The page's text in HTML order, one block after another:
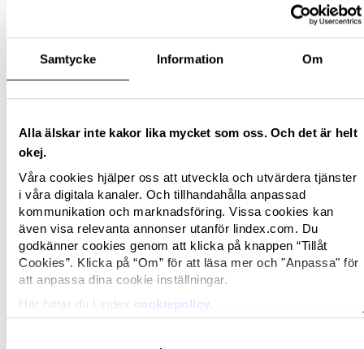
Samtycke Information Om
Alla älskar inte kakor lika mycket som oss. Och det är helt
okej.
Våra cookies hjälper oss att utveckla och utvärdera tjänster
i våra digitala kanaler. Och tillhandahålla anpassad
kommunikation och marknadsföring. Vissa cookies kan
även visa relevanta annonser utanför lindex.com. Du
godkänner cookies genom att klicka på knappen “Tillåt
Cookies”. Klicka på “Om” för att läsa mer och "Anpassa" för
att anpassa dina cookie inställningar.
Här hittar du Lindex cookiepolicy.
modemetropol för hela butiksteamet och under
tiden som personalen är bortrest kommer
butiken drivas av Sverigechefen Ingvar Larsson
tillsammans med resten av ledningen för Lindex
-Vi är så glada och stolta över att vinna! Det har
varit en målmedveten satsning under hela året
då vi var nominerade till Årets butik 2011, men
snubblade på mållinjen. Då sa vi ’Nu kör vi järnet
2012!’, så självklart känns det stort att vi
lyckades! Jag är extra glad för mina
medarbetares skull som kämpat och gjort ett
fantastiskt jobb under året, säger butikschef
Maj-Britt Haapalahti.